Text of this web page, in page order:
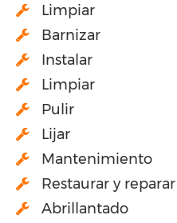
Limpiar
Barnizar
Instalar
Limpiar
Pulir
Lijar
Mantenimiento
Restaurar y reparar
Abrillantado